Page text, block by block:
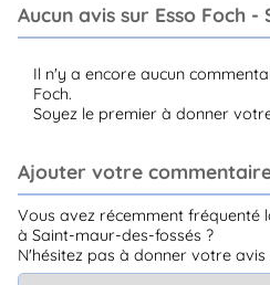
Aucun avis sur Esso Foch
Il n'y a encore aucun
Foch.
Soyez le premier à donner
Ajouter votre
Vous avez récemment fréquenté
à Saint-maur-des-fossés ?
N'hésitez pas à donner votre avis